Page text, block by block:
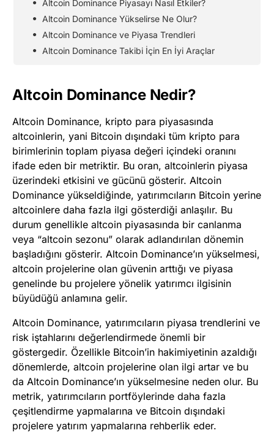
Altcoin Dominance Piyasayı Nasıl Etkiler?
Altcoin Dominance Yükselirse Ne Olur?
Altcoin Dominance ve Piyasa Trendleri
Altcoin Dominance Takibi İçin En İyi Araçlar
Altcoin Dominance Nedir?
Altcoin Dominance, kripto para piyasasında
altcoinlerin, yani Bitcoin dışındaki tüm kripto para
birimlerinin toplam piyasa değeri içindeki oranını
ifade eden bir metriktir. Bu oran, altcoinlerin piyasa
üzerindeki etkisini ve gücünü gösterir. Altcoin
Dominance yükseldiğinde, yatırımcıların Bitcoin yerine
altcoinlere daha fazla ilgi gösterdiği anlaşılır. Bu
durum genellikle altcoin piyasasında bir canlanma
veya “altcoin sezonu” olarak adlandırılan dönemin
başladığını gösterir. Altcoin Dominance’ın yükselmesi,
altcoin projelerine olan güvenin arttığı ve piyasa
genelinde bu projelere yönelik yatırımcı ilgisinin
büyüdüğü anlamına gelir.
Altcoin Dominance, yatırımcıların piyasa trendlerini ve
risk iştahlarını değerlendirmede önemli bir
göstergedir. Özellikle Bitcoin’in hakimiyetinin azaldığı
dönemlerde, altcoin projelerine olan ilgi artar ve bu
da Altcoin Dominance’ın yükselmesine neden olur. Bu
metrik, yatırımcıların portföylerinde daha fazla
çeşitlendirme yapmalarına ve Bitcoin dışındaki
projelere yatırım yapmalarına rehberlik eder.